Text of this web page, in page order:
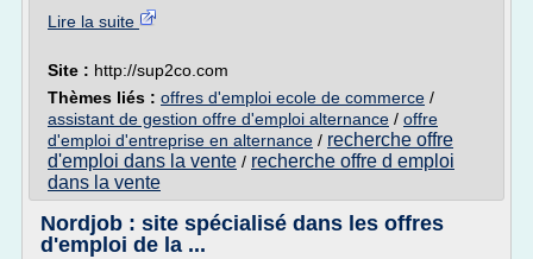
Lire la suite
Site : http://sup2co.com
Thèmes liés : offres d'emploi ecole de commerce /
assistant de gestion offre d'emploi alternance / offre
d'emploi d'entreprise en alternance / recherche offre
d'emploi dans la vente / recherche offre d emploi
dans la vente
Nordjob : site spécialisé dans les offres
d'emploi de la ...